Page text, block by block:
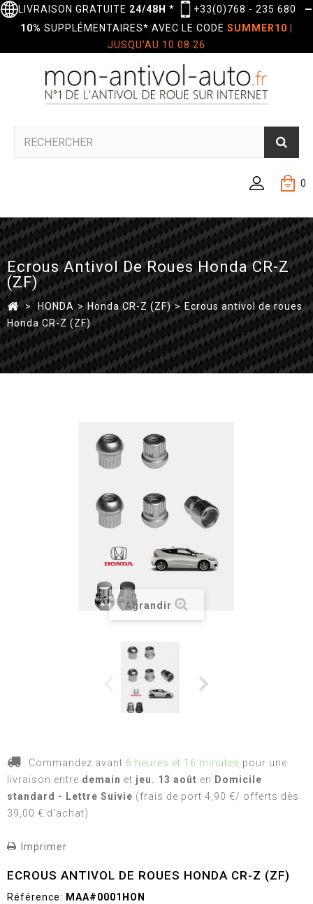
LIVRAISON GRATUITE 24/48H * +33(0)768 - 235 680
—
10% SUPPLÉMENTAIRES* AVEC LE CODE SUMMER10
JUSQU'AU 10.08.26
0
Ecrous Antivol De Roues Honda CR-Z
(ZF)
> HONDA > Honda CR-Z (ZF) > Ecrous antivol de roues
Honda CR-Z (ZF)
Agrandir
Commandez avant 6 heures et 16 minutes pour une
livraison entre demain et jeu. 13 août en Domicile
standard - Lettre Suivie (frais de port 4,90 €/ offerts dès
39,00 € d'achat)
Imprimer
ECROUS ANTIVOL DE ROUES HONDA CR-Z (ZF)
Référence: MAA#0001HON